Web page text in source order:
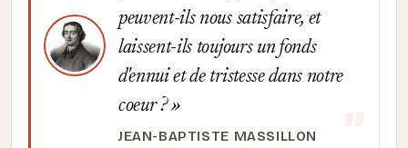
peuvent-ils nous satisfaire, et
laissent-ils toujours un fonds
d'ennui et de tristesse dans notre
coeur ?
JEAN-BAPTISTE MASSILLON